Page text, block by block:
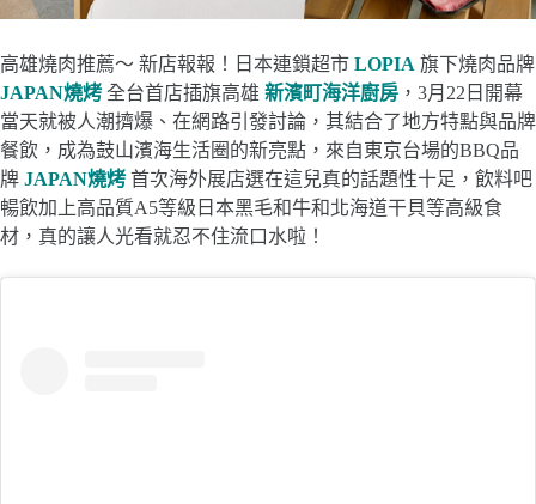
高雄燒肉推薦～ 新店報報！日本連鎖超市 LOPIA 旗下燒肉品牌
JAPAN燒烤 全台首店插旗高雄 新濱町海洋廚房 ，3月22日開幕
當天就被人潮擠爆、在網路引發討論，其結合了地方特點與品牌
餐飲，成為鼓山濱海生活圈的新亮點，來自東京台場的BBQ品
牌 JAPAN燒烤 首次海外展店選在這兒真的話題性十足，飲料吧
暢飲加上高品質A5等級日本黑毛和牛和北海道干貝等高級食
材，真的讓人光看就忍不住流口水啦！